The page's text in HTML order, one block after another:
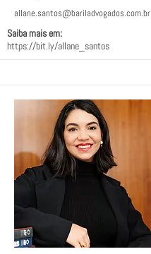
allane.santos@bariladvogados.com.br
Saiba mais em:
https://bit.ly/allane_santos